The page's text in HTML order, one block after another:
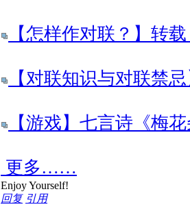
【怎样作对联？】转
【对联知识与对联禁
【游戏】七言诗《梅
更多……
Enjoy Yourself!
回复 引用